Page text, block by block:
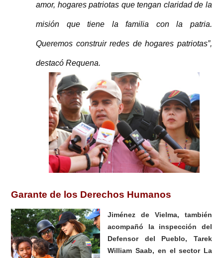
amor, hogares patriotas que tengan claridad de la
misión que tiene la familia con la patria.
Queremos construir redes de hogares patriotas”,
destacó Requena.
Garante de los Derechos Humanos
Jiménez de Vielma, también
acompañó la inspección del
Defensor del Pueblo, Tarek
William Saab, en el sector La